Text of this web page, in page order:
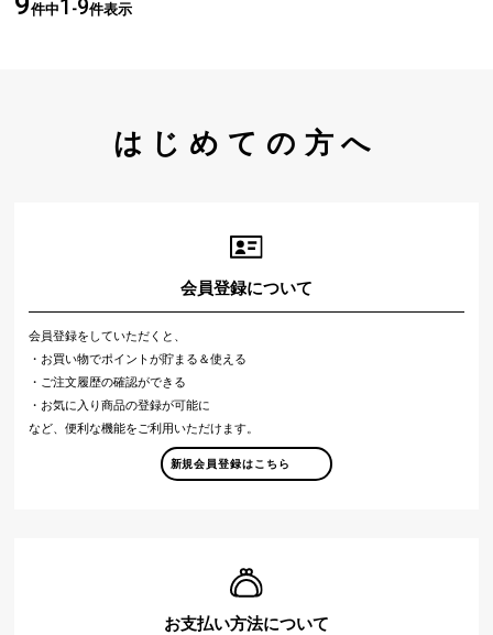
件中1 -9件表示
はじめての方へ
会員登録について
会員登録をしていただくと、
・お買い物でポイントが貯まる＆使える
・ご注文履歴の確認ができる
・お気に入り商品の登録が可能に
など、便利な機能をご利用いただけます。
新規会員登録はこちら
お支払い方法について